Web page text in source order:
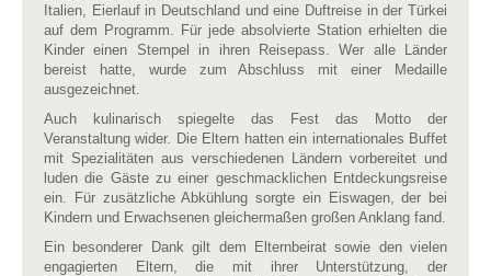
Italien, Eierlauf in Deutschland und eine Duftreise in der Türkei
auf dem Programm. Für jede absolvierte Station erhielten die
Kinder einen Stempel in ihren Reisepass. Wer alle Länder
bereist hatte, wurde zum Abschluss mit einer Medaille
ausgezeichnet.
Auch kulinarisch spiegelte das Fest das Motto der
Veranstaltung wider. Die Eltern hatten ein internationales Buffet
mit Spezialitäten aus verschiedenen Ländern vorbereitet und
luden die Gäste zu einer geschmacklichen Entdeckungsreise
ein. Für zusätzliche Abkühlung sorgte ein Eiswagen, der bei
Kindern und Erwachsenen gleichermaßen großen Anklang fand.
Ein besonderer Dank gilt dem Elternbeirat sowie den vielen
engagierten Eltern, die mit ihrer Unterstützung, der